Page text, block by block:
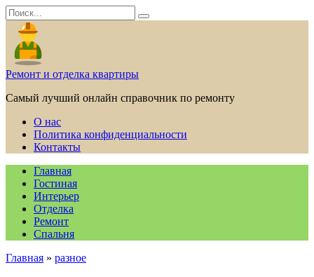
Перейти
к
содержанию
Search
for:
Ремонт и отделка квартиры
Самый лучший онлайн справочник по ремонту
О нас
Политика конфиденциальности
Контакты
Главная
Гостиная
Интерьер
Отделка
Ремонт
Спальня
Главная » разное